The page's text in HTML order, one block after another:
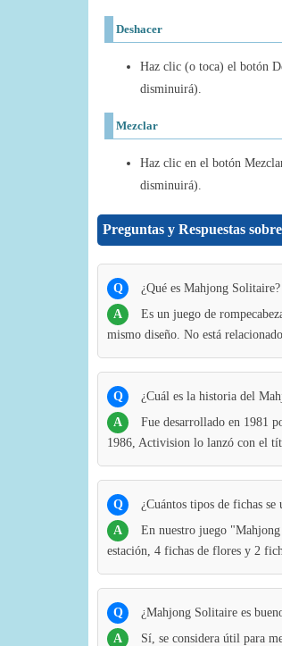
Deshacer
Haz clic (o toca) el botón
disminuirá).
Mezclar
Haz clic en el botón
disminuirá).
Preguntas y Respuestas
Q
¿Qué es Mahjong Solitaire?
A
Es un juego de
mismo diseño. No está
Q
¿Cuál es la historia del
A
Fue desarrollado en 1981
1986, Activision lo lanzó con el
Q
¿Cuántos tipos de fichas
A
En nuestro juego
estación, 4 fichas de flores y 2
Q
¿Mahjong Solitaire es
A
Sí, se considera útil para